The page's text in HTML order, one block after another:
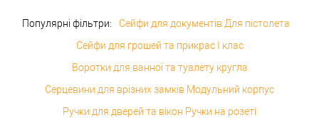
Популярні фільтри:
Сейфи для документів Для пістолета
Сейфи для грошей та прикрас I клас
Воротки для ванної та туалету кругла
Серцевини для врізних замків Модульний корпус
Ручки для дверей та вікон Ручки на розеті